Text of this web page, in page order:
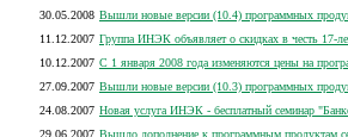
30.05.2008 Вышли новые версии (10.4) программных
11.12.2007 Группа ИНЭК объявляет о скидках в честь 17-
10.12.2007 С 1 января 2008 года изменяются цены на
27.09.2007 Вышли новые версии (10.3) программных
24.08.2007 Новая услуга ИНЭК - бесплатный семинар
29.06.2007 Вышло дополнение к программным продуктам